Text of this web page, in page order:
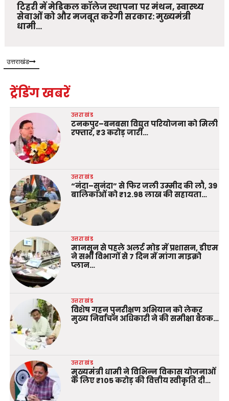
टिहरी में मेडिकल कॉलेज स्थापना पर मंथन, स्वास्थ्य
सेवाओं को और मजबूत करेगी सरकार: मुख्यमंत्री
धामी…
उत्तराखंड
ट्रेंडिंग खबरें
उत्तराखंड
टनकपुर–बनबसा विद्युत परियोजना को मिली
रफ्तार, ₹3 करोड़ जारी…
उत्तराखंड
“नंदा–सुनंदा” से फिर जली उम्मीद की लौ, 39
बालिकाओं को ₹12.98 लाख की सहायता…
उत्तराखंड
मानसून से पहले अलर्ट मोड में प्रशासन, डीएम
ने सभी विभागों से 7 दिन में मांगा माइक्रो
प्लान…
उत्तराखंड
विशेष गहन पुनरीक्षण अभियान को लेकर
मुख्य निर्वाचन अधिकारी ने की समीक्षा बैठक…
उत्तराखंड
मुख्यमंत्री धामी ने विभिन्न विकास योजनाओं
के लिए ₹105 करोड़ की वित्तीय स्वीकृति दी…